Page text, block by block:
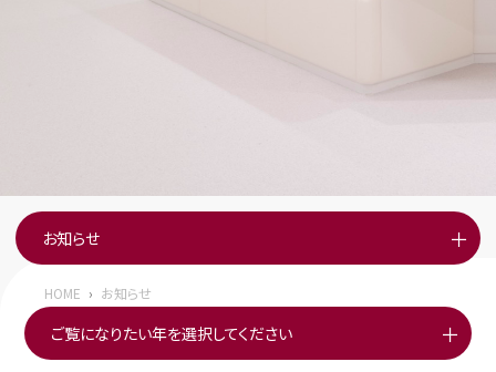
お知らせ
全て
その他
イベント
採用情報
HOME お知らせ
ご覧になりたい年を選択してください
2026年